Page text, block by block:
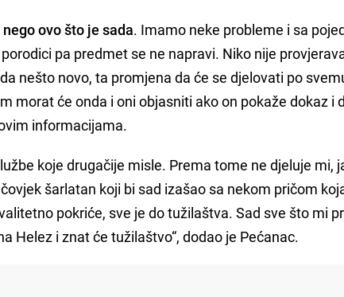
ovo što je sada. Imamo neke probleme i sa
pa predmet se ne napravi. Niko nije
nešto novo, ta promjena da će se djelovati po
morat će onda i oni objasniti ako on pokaže dokaz i
informacijama.
koje drugačije misle. Prema tome ne djeluje mi,
šarlatan koji bi sad izašao sa nekom pričom
pokriće, sve je do tužilaštva. Sad sve što mi
Helez i znat će tužilaštvo“, dodao je Pećanac.